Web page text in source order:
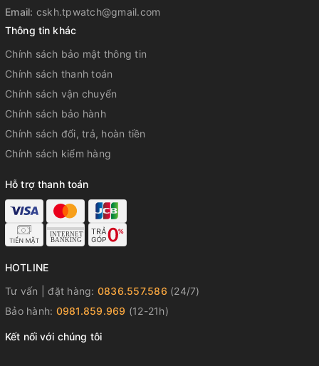
Email: cskh.tpwatch@gmail.com
Thông tin khác
Chính sách bảo mật thông tin
Chính sách thanh toán
Chính sách vận chuyển
Chính sách bảo hành
Chính sách đổi, trả, hoàn tiền
Chính sách kiểm hàng
Hỗ trợ thanh toán
HOTLINE
Tư vấn | đặt hàng: 0836.557.586 (24/7)
Bảo hành: 0981.859.969 (12-21h)
Kết nối với chúng tôi